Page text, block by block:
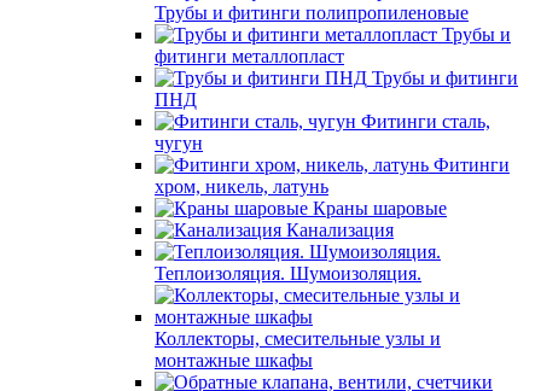
Трубы и фитинги полипропиленовые
Трубы и
фитинги металлопласт
Трубы и фитинги
ПНД
Фитинги сталь,
чугун
Фитинги
хром, никель, латунь
Краны шаровые
Канализация
Теплоизоляция. Шумоизоляция.
Коллекторы, смесительные узлы и
монтажные шкафы